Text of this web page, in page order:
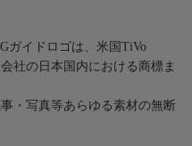
ガイドロゴは、米国TiVo
社の日本国内における商標ま
・写真等あらゆる素材の無断